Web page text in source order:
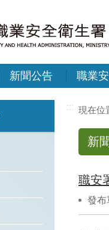
新聞公告 職業
:::
新
職安
發布